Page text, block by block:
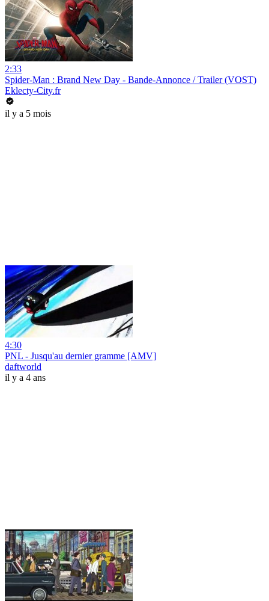
2:33
Spider-Man : Brand New Day - Bande-Annonce / Trailer (VOST)
Eklecty-City.fr
il y a 5 mois
4:30
PNL - Jusqu'au dernier gramme [AMV]
daftworld
il y a 4 ans